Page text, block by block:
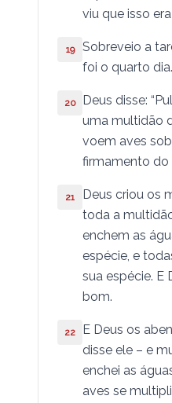
II Timóteo
Tito
Hebreus
I São Pedro
II São Pedro
I São João
II São João
III São João
Apocalipse
viu que isso
19
Sobreveio a
foi o quarto dia.
20
Deus disse:
uma multidão
voem aves
firmamento do
21
Deus criou os
toda a
enchem as
espécie, e
sua espécie. E
bom.
22
E Deus os
disse ele – e
enchei as
aves se